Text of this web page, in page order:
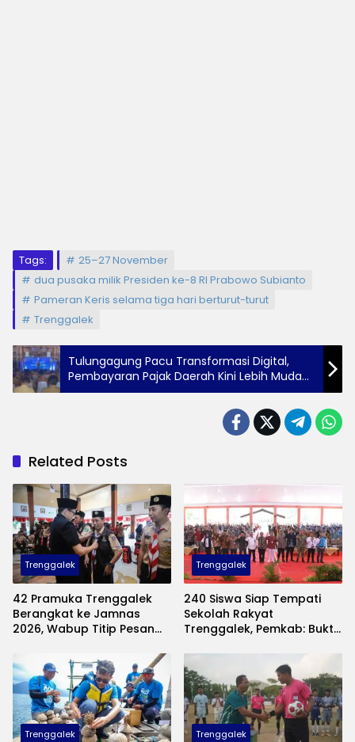
Tags:
25–27 November
dua pusaka milik Presiden ke-8 RI Prabowo Subianto
Pameran Keris selama tiga hari berturut-turut
Trenggalek
Tulungagung Pacu Transformasi Digital,
Pembayaran Pajak Daerah Kini Lebih Mudah
dan Transparan
Related Posts
Trenggalek
42 Pramuka Trenggalek
Berangkat ke Jamnas
2026, Wabup Titip Pesan
Trenggalek
240 Siswa Siap Tempati
Sekolah Rakyat
Trenggalek, Pemkab: Bukti
Anak Kurang Mampu
Trenggalek Trenggalek